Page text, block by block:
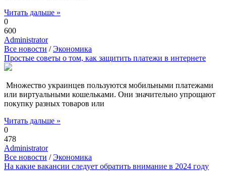
Читать дальше »
0
600
Administrator
Все новости /Экономика
Простые советы о том, как защитить платежи в интернете
Множество украинцев пользуются мобильными платежами
или виртуальными кошельками. Они значительно упрощают
покупку разных товаров или
Читать дальше »
0
478
Administrator
Все новости /Экономика
На какие вакансии следует обратить внимание в 2024 году